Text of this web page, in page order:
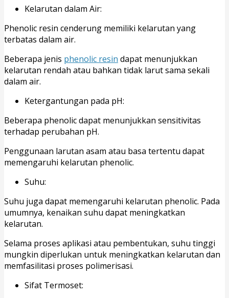
Kelarutan dalam Air:
Phenolic resin cenderung memiliki kelarutan yang
terbatas dalam air.
Beberapa jenis phenolic resin dapat menunjukkan
kelarutan rendah atau bahkan tidak larut sama sekali
dalam air.
Ketergantungan pada pH:
Beberapa phenolic dapat menunjukkan sensitivitas
terhadap perubahan pH.
Penggunaan larutan asam atau basa tertentu dapat
memengaruhi kelarutan phenolic.
Suhu:
Suhu juga dapat memengaruhi kelarutan phenolic. Pada
umumnya, kenaikan suhu dapat meningkatkan
kelarutan.
Selama proses aplikasi atau pembentukan, suhu tinggi
mungkin diperlukan untuk meningkatkan kelarutan dan
memfasilitasi proses polimerisasi.
Sifat Termoset: